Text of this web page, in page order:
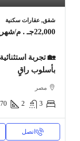
شقق, عقارات سكنية
22,000جـ . م /
🏡 تجربة
بأسلوب راقٍ
مصر
3
2
اتصل